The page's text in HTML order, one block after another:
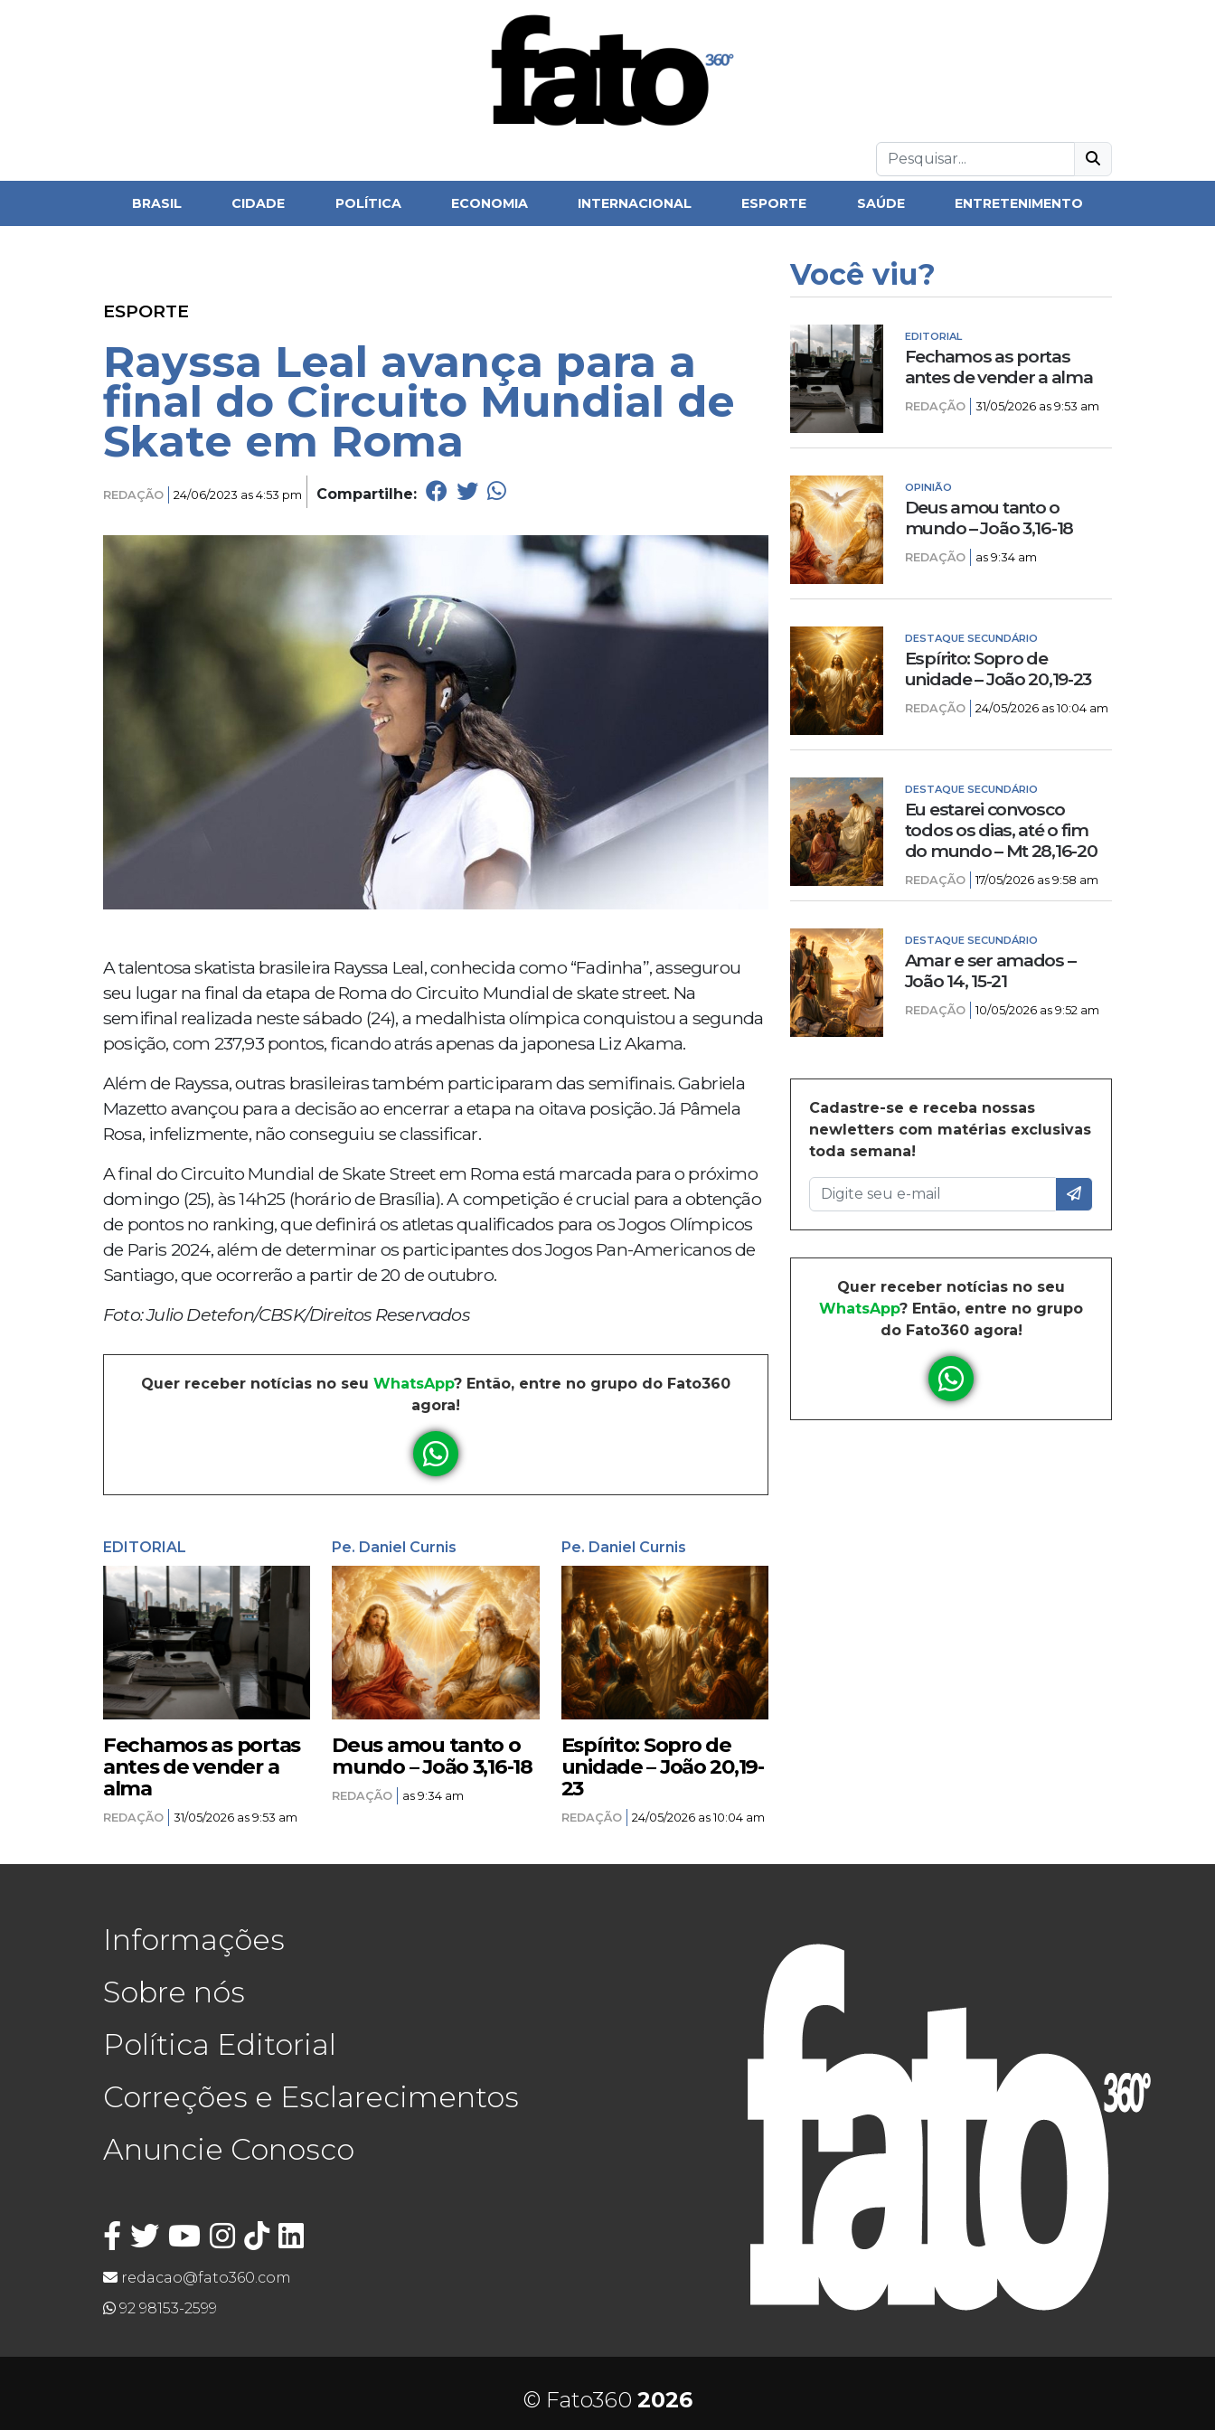
BRASIL CIDADE POLÍTICA ECONOMIA INTERNACIONAL ESPORTE SAÚDE ENTRETENIMENTO
ESPORTE
Rayssa Leal avança para a
final do Circuito Mundial de
Skate em Roma
REDAÇÃO 24/06/2023 as 4:53 pm Compartilhe:
A talentosa skatista brasileira Rayssa Leal, conhecida como “Fadinha”, assegurou
seu lugar na final da etapa de Roma do Circuito Mundial de skate street. Na
semifinal realizada neste sábado (24), a medalhista olímpica conquistou a segunda
posição, com 237,93 pontos, ficando atrás apenas da japonesa Liz Akama.
Além de Rayssa, outras brasileiras também participaram das semifinais. Gabriela
Mazetto avançou para a decisão ao encerrar a etapa na oitava posição. Já Pâmela
Rosa, infelizmente, não conseguiu se classificar.
A final do Circuito Mundial de Skate Street em Roma está marcada para o próximo
domingo (25), às 14h25 (horário de Brasília). A competição é crucial para a obtenção
de pontos no ranking, que definirá os atletas qualificados para os Jogos Olímpicos
de Paris 2024, além de determinar os participantes dos Jogos Pan-Americanos de
Santiago, que ocorrerão a partir de 20 de outubro.
Foto: Julio Detefon/CBSK/Direitos Reservados
Quer receber notícias no seu WhatsApp? Então, entre no grupo do Fato360
agora!
EDITORIAL
Fechamos as portas
antes de vender a
alma
REDAÇÃO 31/05/2026 as 9:53 am
Pe. Daniel Curnis
Deus amou tanto o
mundo – João 3,16-18
REDAÇÃO as 9:34 am
Pe. Daniel Curnis
Espírito: Sopro de
unidade – João 20,19-
23
REDAÇÃO 24/05/2026 as 10:04 am
Você viu?
EDITORIAL
Fechamos as portas
antes de vender a alma
REDAÇÃO 31/05/2026 as 9:53 am
OPINIÃO
Deus amou tanto o
mundo – João 3,16-18
REDAÇÃO as 9:34 am
DESTAQUE SECUNDÁRIO
Espírito: Sopro de
unidade – João 20,19-23
REDAÇÃO 24/05/2026 as 10:04 am
DESTAQUE SECUNDÁRIO
Eu estarei convosco
todos os dias, até o fim
do mundo – Mt 28,16-20
REDAÇÃO 17/05/2026 as 9:58 am
DESTAQUE SECUNDÁRIO
Amar e ser amados –
João 14, 15-21
REDAÇÃO 10/05/2026 as 9:52 am
Cadastre-se e receba nossas
newletters com matérias exclusivas
toda semana!
Quer receber notícias no seu
WhatsApp? Então, entre no grupo
do Fato360 agora!
Informações
Sobre nós
Política Editorial
Correções e Esclarecimentos
Anuncie Conosco
redacao@fato360.com
92 98153-2599
© Fato360 2026